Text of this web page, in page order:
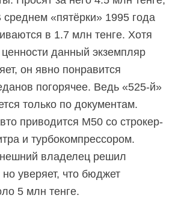
«пятёрки» 1995 года
в 1.7 млн тенге. Хотя
ценности данный экземпляр
он явно понравится
погорячее. Ведь «525-й»
только по документам.
приводится M50 со строкер-
и турбокомпрессором.
владелец решил
но уверяет, что бюджет
5 млн тенге.